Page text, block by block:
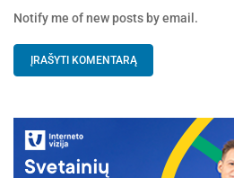
Notify me of new posts by email.